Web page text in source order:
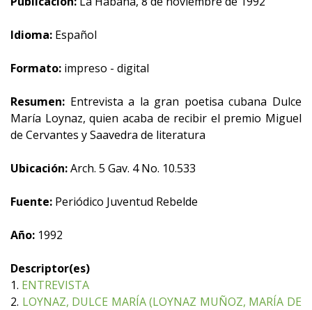
Idioma: Español
Formato: impreso - digital
Resumen: Entrevista a la gran poetisa cubana Dulce
María Loynaz, quien acaba de recibir el premio Miguel
de Cervantes y Saavedra de literatura
Ubicación:Arch. 5 Gav. 4 No. 10.533
Fuente: Periódico Juventud Rebelde
Año: 1992
Descriptor(es)
1. ENTREVISTA
2. LOYNAZ, DULCE MARÍA (LOYNAZ MUÑOZ, MARÍA DE